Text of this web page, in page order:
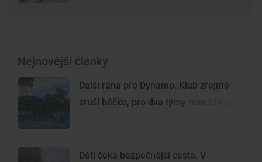
Nejnovější články
Další rána pro Dynamo. Klub zřejmě
zruší béčko, pro dva týmy nemá hráče
Děti čeká bezpečnější cesta. V